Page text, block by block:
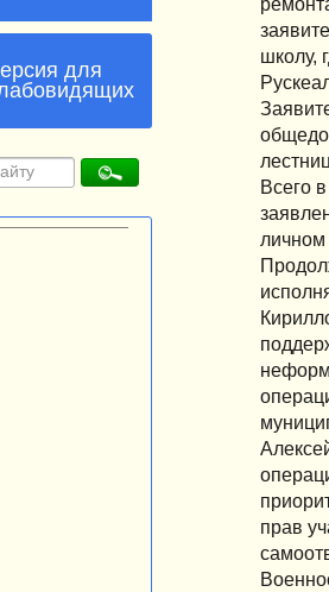
для
школу,
Всего
личном
прав